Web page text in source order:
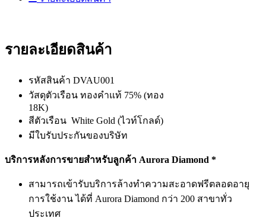
รายละเอียดสินค้า
รหัสสินค้า DVAU001
วัสดุตัวเรือน ทองคำแท้ 75% (ทอง
18K)
สีตัวเรือน White Gold (ไวท์โกลด์)
มีใบรับประกันของบริษัท
บริการหลังการขายสำหรับลูกค้า Aurora Diamond *
สามารถเข้ารับบริการล้างทำความสะอาดฟรีตลอดอายุ
การใช้งาน ได้ที่ Aurora Diamond กว่า 200 สาขาทั่ว
ประเทศ